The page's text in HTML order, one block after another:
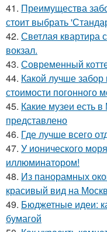
41. Преимущества
стоит выбрать
42. Светлая квартира
вокзал.
43. Современный
44. Какой лучше забор
стоимости погонного
45. Какие музеи есть
представлено
46. Где лучше всего
47. У ионического
иллюминатором!
48. Из панорамных
красивый вид на
49. Бюджетные идеи:
бумагой